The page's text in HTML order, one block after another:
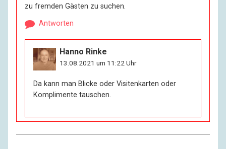
zu fremden Gästen zu suchen.
Antworten
Hanno Rinke
13.08.2021 um 11:22 Uhr
Da kann man Blicke oder Visitenkarten oder
Komplimente tauschen.